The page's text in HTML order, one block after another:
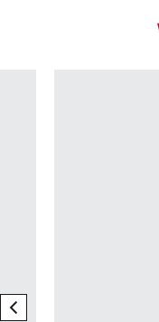
previous element